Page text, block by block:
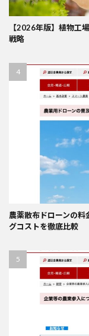
【2026年版】植物工
戦略
農薬散布ドローンの
グコストを徹底比較